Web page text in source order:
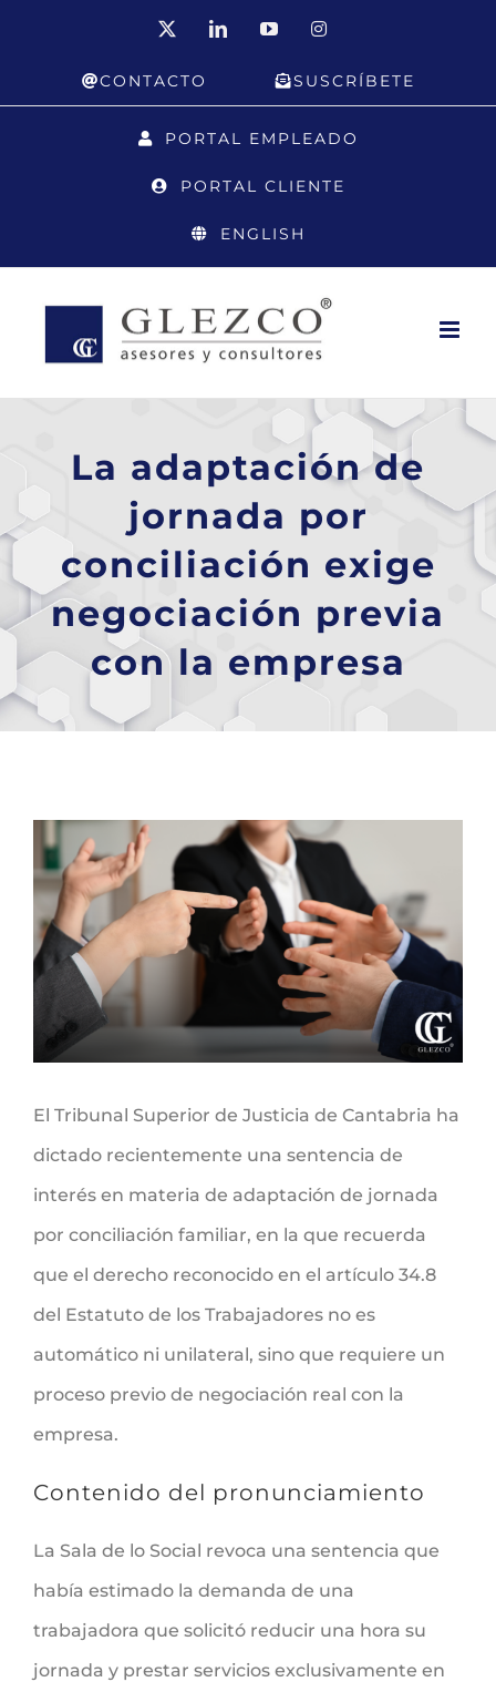
LinkedInYouTubeInstagram
CONTACTO SUSCRÍBETE
PORTAL EMPLEADO
PORTAL CLIENTE
ENGLISH
La adaptación de
jornada por
conciliación exige
negociación previa
con la empresa
Ver
imagen
más
grande
El Tribunal Superior de Justicia de Cantabria ha
dictado recientemente una sentencia de
interés en materia de adaptación de jornada
por conciliación familiar, en la que recuerda
que el derecho reconocido en el artículo 34.8
del Estatuto de los Trabajadores no es
automático ni unilateral, sino que requiere un
proceso previo de negociación real con la
empresa.
Contenido del pronunciamiento
La Sala de lo Social revoca una sentencia que
había estimado la demanda de una
trabajadora que solicitó reducir una hora su
jornada y prestar servicios exclusivamente en